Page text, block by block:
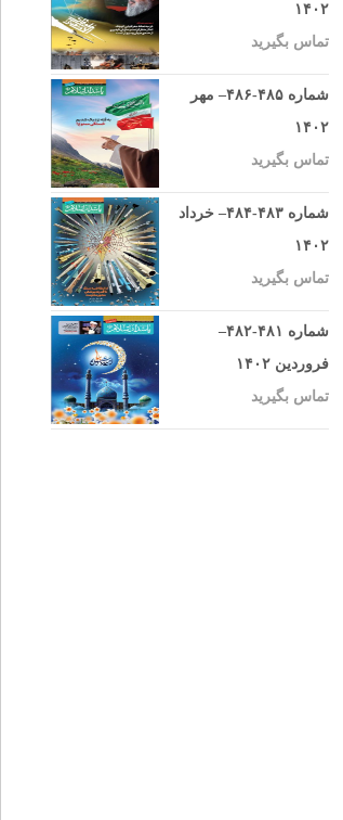
۱۴۰۲
تماس بگیرید
شماره ۴۸۵-۴۸۶– مهر
۱۴۰۲
تماس بگیرید
شماره ۴۸۳-۴۸۴– خرداد
۱۴۰۲
تماس بگیرید
شماره ۴۸۱-۴۸۲–
فروردین ۱۴۰۲
تماس بگیرید